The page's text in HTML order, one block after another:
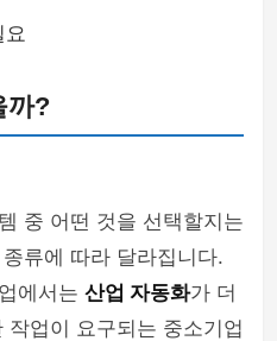
요
까?
중 어떤 것을 선택할지는
류에 따라 달라집니다.
에서는 산업 자동화가 더
업이 요구되는 중소기업